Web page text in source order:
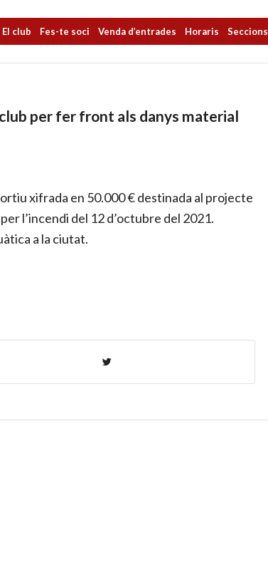
El club Fes-te soci Venda d’entrades Horaris Seccions
per fer front als danys material
xifrada en 50.000 € destinada al projecte
l’incendi del 12 d’octubre del 2021.
a la ciutat.